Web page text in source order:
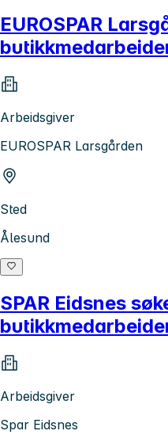
EUROSPAR
Arbeidsgiver
EUROSPAR Larsgården
Sted
Ålesund
SPAR Eidsnes
Arbeidsgiver
Spar Eidsnes